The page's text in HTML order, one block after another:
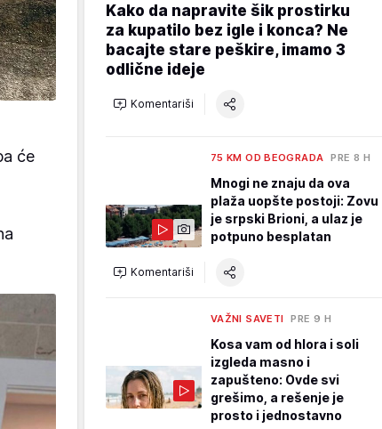
će
Kako da napravite šik prostirku
za kupatilo bez igle i konca? Ne
bacajte stare peškire, imamo 3
odlične ideje
Komentariši
75 KM OD BEOGRADA PRE 8 H
Mnogi ne znaju da ova
plaža uopšte postoji: Zovu
je srpski Brioni, a ulaz je
potpuno besplatan
Komentariši
VAŽNI SAVETI PRE 9 H
Kosa vam od hlora i soli
izgleda masno i
zapušteno: Ovde svi
grešimo, a rešenje je
prosto i jednostavno